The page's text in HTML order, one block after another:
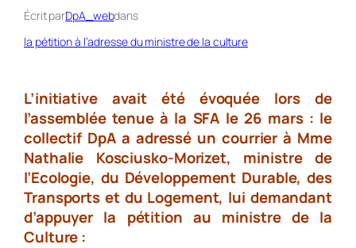
Écrit parDpA_webdans
la pétition à l’adresse du ministre de la culture
L’initiative avait été évoquée lors de
l’assemblée tenue à la SFA le 26 mars : le
collectif DpA a adressé un courrier à Mme
Nathalie Kosciusko-Morizet, ministre de
l’Ecologie, du Développement Durable, des
Transports et du Logement, lui demandant
d’appuyer la pétition au ministre de la
Culture :